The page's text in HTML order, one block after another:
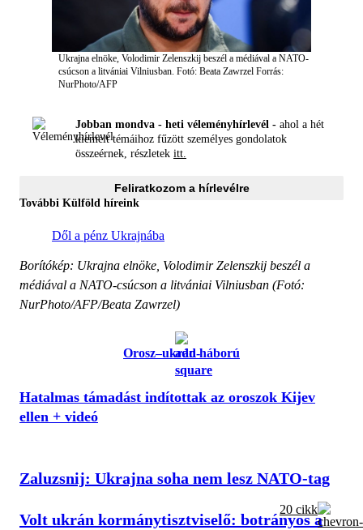
Ukrajna elnöke, Volodimir Zelenszkij beszél a médiával a NATO-
csúcson a litvániai Vilniusban. Fotó: Beata Zawrzel Forrás:
NurPhoto/AFP
Jobban mondva - heti véleményhírlevél - ahol a hét
kiemelt témáihoz fűzött személyes gondolatok
összeérnek, részletek itt.
Feliratkozom a hírlevélre
További Külföld híreink
Dől a pénz Ukrajnába
Borítókép: Ukrajna elnöke, Volodimir Zelenszkij beszél a
médiával a NATO-csúcson a litvániai Vilniusban (Fotó:
NurPhoto/AFP/Beata Zawrzel)
Orosz–ukrán háború
Hatalmas támadást indítottak az oroszok Kijev
ellen + videó
Zaluzsnij: Ukrajna soha nem lesz NATO-tag
Volt ukrán kormánytisztviselő: botrányos a
20 cikk